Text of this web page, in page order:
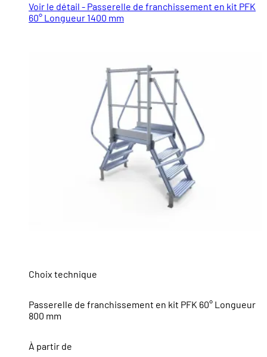
Voir le détail - Passerelle de franchissement en kit PFK
60° Longueur 1400 mm
Choix technique
Passerelle de franchissement en kit PFK 60° Longueur
800 mm
À partir de